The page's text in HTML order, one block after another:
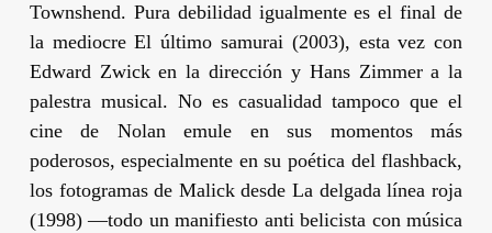
Townshend. Pura debilidad igualmente es el final de
la mediocreEl último samurai (2003), esta vez con
Edward Zwicken la dirección y Hans Zimmera la
palestra musical. No es casualidad tampoco que el
cine de Nolanemule en sus momentos más
poderosos, especialmente en su poética delflashback,
los fotogramas de MalickdesdeLa delgada línea roja
(1998) —todo un manifiesto anti belicista con música